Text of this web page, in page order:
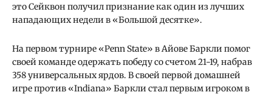
это Сейквон получил признание как один из лучших
нападающих недели в «Большой десятке».
На первом турнире «Penn State» в Айове Баркли помог
своей команде одержать победу со счетом 21-19, набрав
358 универсальных ярдов. В своей первой домашней
игре против «Indiana» Баркли стал первым игроком в